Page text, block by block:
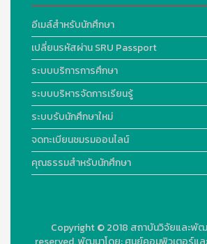
อีเมล์สำหรับนักศึกษา
เปลี่ยนรหัสผ่าน SRU Passport
ระบบบริการการศึกษา
ระบบบริหารจัดการเรียนรู้
ระบบรับนักศึกษาใหม่
จดทะเบียนชมรมออนไลน์
คุณธรรมสำหรับนักศึกษา
Copyright © 2018 สถาบันวิจัยและพั